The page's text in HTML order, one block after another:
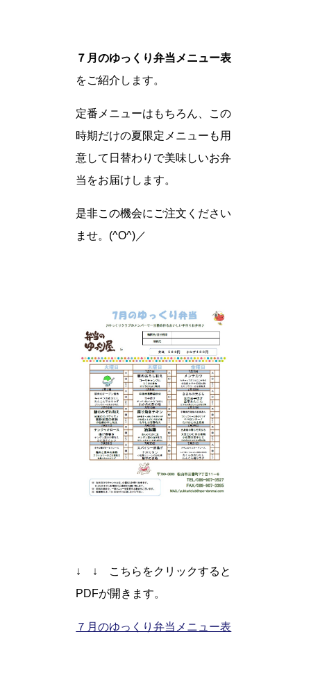
７月のゆっくり弁当メニュー表
をご紹介します。
定番メニューはもちろん、この
時期だけの夏限定メニューも用
意して日替わりで美味しいお弁
当をお届けします。
是非この機会にご注文ください
ませ。(^O^)／
↓ ↓ こちらをクリックすると
PDFが開きます。
７月のゆっくり弁当メニュー表